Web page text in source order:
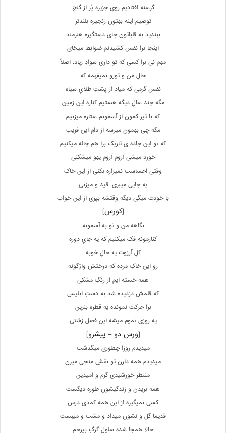
گرسنه افتادیم رویِ جزیره پُر از گنج
توصیم اینه بهتون زنجیره بلندتر
ببندید به قلباتون جای دستگیره هنرمند
اینجا برا نفس کشیدنم ضوابط میخای
مهم نی برا کسی که تو داری سوادِ زیاد. اصلاً
حالِ من و تورو نمیفهمه که
نفس گرمی که میاد از پشتِ طلایِ سیاه
مگه چند سالِ دیگه هستیم کناره این زمین
که با تیر کمون از آسمونم ستاره میزنیم
مگه چی بهمون میرسه از دامِ این فریب
که تو این جاده ی تاریک برا هم چاله میکنیم
خورد میشی آروم آروم یهو میشکنی
وقتی احساست نمیزاره بکنی از این خاک
یه جایی میبری. قید و میزنی
با خودت میگی دیگه وقتشه بپری از این خواب
[کورس]
نگاهه من و تو به آسمونه
کنارمونه فک میکنیم که یه جایِ دوره
کلِ آرزوت یه حالِ خوبه
رو این خاکِ مرده که درختش واژگونه
همه خسته ایم از رنگِ مشکی
که قلمش دزدیده شد به دستِ ابلیس
برا حرکت نمونده یه قطره بنزین
یه روزی تموم میشه این فصل زشتی
[ورس دو – پیشرو]
میدیدم روزا چطوری میگذشت
میدیدم همه دارن تو نقشِ منجی میرن
منتظر خورشیدی گرم و امیدیَن
همه بریدن و زندگیشون طوره دیگست
کسی نمیگیره از این همه کمدی درس
قدیما گل و نشون میداد و مشت و میبست
حالا همجا شده سلولِ گرگِ بیرحم